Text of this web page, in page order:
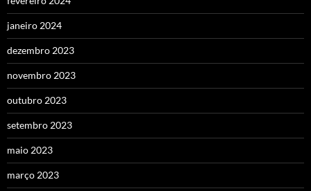
janeiro 2024
dezembro 2023
novembro 2023
outubro 2023
setembro 2023
maio 2023
março 2023